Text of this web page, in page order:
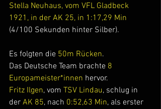
Stella Neuhaus, vom VFL Gladbeck
1921, in der AK 25, in 1:17,29 Min
(4/100 Sekunden hinter Silber).
Es folgten die 50m Rücken.
Das Deutsche Team brachte 8
Europameister*innen hervor.
Fritz Ilgen, vom TSV Lindau, schlug in
der AK 85, nach 0:52,63 Min, als erster